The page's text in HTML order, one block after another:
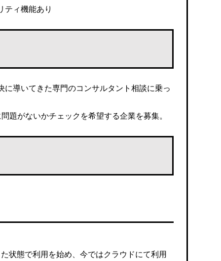
ティ機能あり
導いてきた専門のコンサルタント相談に乗っ
題がないかチェックを希望する企業を募集。
状態で利用を始め、今ではクラウドにて利用